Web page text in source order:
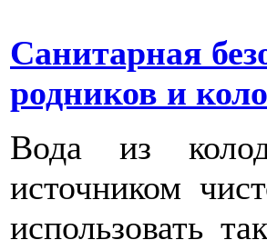
Санитарная
родников и
Вода из
источником
использовать